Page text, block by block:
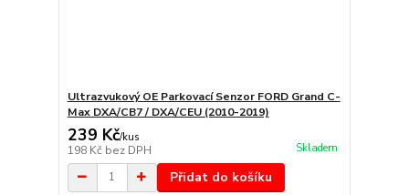
Ultrazvukový OE Parkovací Senzor FORD Grand C-
Max DXA/CB7 / DXA/CEU (2010-2019)
239 Kč/kus
198 Kč bez DPH Skladem
Přidat do košíku